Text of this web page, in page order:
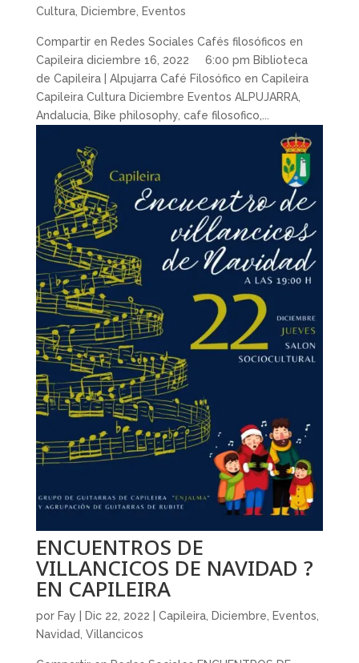
Cultura, Diciembre Eventos
Compartir en Redes Sociales Cafés filosóficos en
Capileira diciembre 16, 2022 6:00 pm Biblioteca
de Capileira | Alpujarra Café Filosófico en Capileira
Capileira Cultura Diciembre Eventos ALPUJARRA,
Andalucia, Bike philosophy, cafe filosofico,...
ENCUENTROS DE
VILLANCICOS DE NAVIDAD ?
EN CAPILEIRA
por Fay Dic 22, 2022 Capileira, Diciembre Eventos
Navidad Villancicos